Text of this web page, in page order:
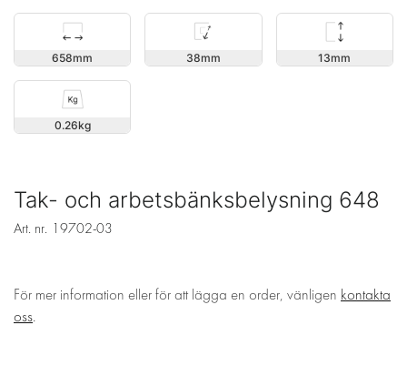
658 38 13
0.26
Tak- och arbetsbänksbelysning 648
Art. nr. 19702-03
För mer information eller för att lägga en order, vänligen kontakta
oss.